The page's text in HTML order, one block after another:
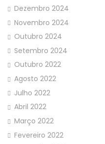
Dezembro 2024
Novembro 2024
Outubro 2024
Setembro 2024
Outubro 2022
Agosto 2022
Julho 2022
Abril 2022
Março 2022
Fevereiro 2022